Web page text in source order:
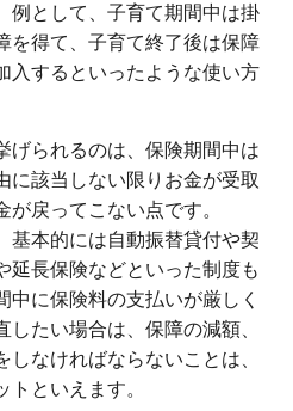
例として、子育て期間中は掛
を得て、子育て終了後は保障
入するといったような使い方
げられるのは、保険期間中は
に該当しない限りお金が受取
戻ってこない点です。
基本的には自動振替貸付や契
延長保険などといった制度も
に保険料の支払いが厳しく
たい場合は、保障の減額、
しなければならないことは、
といえます。